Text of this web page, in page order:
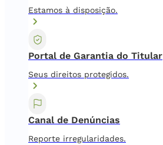
Estamos à disposição.
Portal de Garantia do Titular
Seus direitos protegidos.
Canal de Denúncias
Reporte irregularidades.